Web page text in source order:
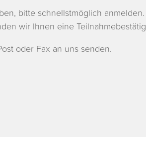
bitte schnellstmöglich
wir Ihnen eine
oder Fax an uns senden.